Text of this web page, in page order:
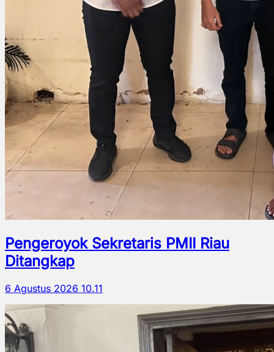
Pengeroyok Sekretaris PMII Riau
Ditangkap
6 Agustus 2026 10.11